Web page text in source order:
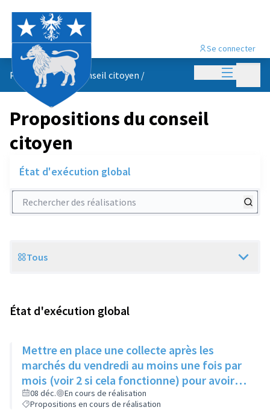
Menu
Se connecter
Propositions du conseil citoyen /
Propositions du conseil
citoyen
État d'exécution global
Rechercher des réalisations
Scope
Tous
État d'exécution global
Mettre en place une collecte après les
marchés du vendredi au moins une fois par
mois (voir 2 si cela fonctionne) pour avoir
des produits frais pour l'Epice'Rill
08 déc.
En cours de réalisation
Propositions en cours de réalisation